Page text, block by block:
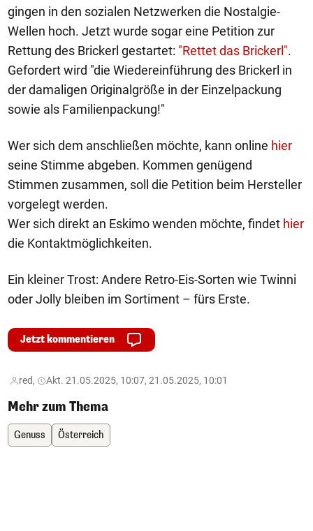
gingen in den sozialen Netzwerken die Nostalgie-
Wellen hoch. Jetzt wurde sogar eine Petition zur
Rettung des Brickerl gestartet: "Rettet das Brickerl".
Gefordert wird "die Wiedereinführung des Brickerl in
der damaligen Originalgröße in der Einzelpackung
sowie als Familienpackung!"
Wer sich dem anschließen möchte, kann online hier
seine Stimme abgeben. Kommen genügend
Stimmen zusammen, soll die Petition beim Hersteller
vorgelegt werden.
Wer sich direkt an Eskimo wenden möchte, findet hier
die Kontaktmöglichkeiten.
Ein kleiner Trost: Andere Retro-Eis-Sorten wie Twinni
oder Jolly bleiben im Sortiment – fürs Erste.
Jetzt kommentieren
red, Akt. 21.05.2025, 10:07, 21.05.2025, 10:01
Mehr zum Thema
Genuss Österreich